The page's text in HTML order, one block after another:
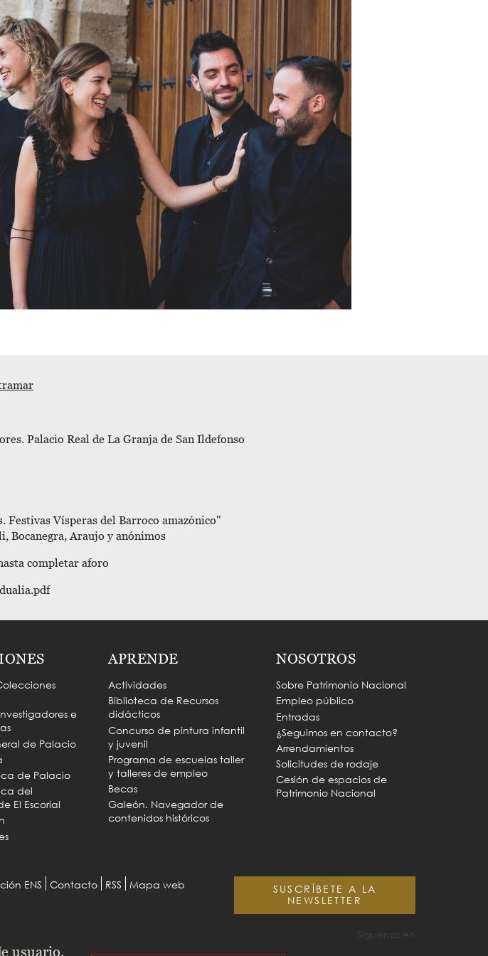
Palacio Real de La Granja de San Ildefonso
Festivas Vísperas del Barroco amazónico"
Bocanegra, Araujo y anónimos
completar aforo
e
de Palacio
de Palacio
del
El Escorial
APRENDE
Actividades
Biblioteca de Recursos
didácticos
Concurso de pintura infantil
y juvenil
Programa de escuelas taller
y talleres de empleo
Becas
Galeón. Navegador de
contenidos históricos
NOSOTROS
Sobre Patrimonio Nacional
Empleo público
Entradas
¿Seguimos en contacto?
Arrendamientos
Solicitudes de rodaje
Cesión de espacios de
Patrimonio Nacional
ENS Contacto RSS Mapa web
SUSCRÍBETE A LA
NEWSLETTER
usuario.